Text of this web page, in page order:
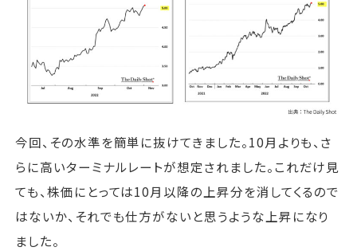
今回、その水準を簡単に抜けてきました。10月よりも、さ
らに高いターミナルレートが想定されました。これだけ見
ても、株価にとっては10月以降の上昇分を消してくるので
はないか、それでも仕方がないと思うような上昇になり
ました。